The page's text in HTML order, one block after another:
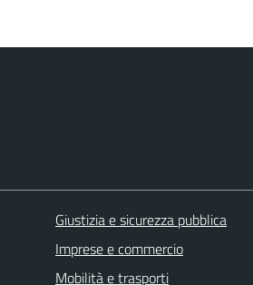
Giustizia e sicurezza pubblica
Imprese e commercio
Mobilità e trasporti